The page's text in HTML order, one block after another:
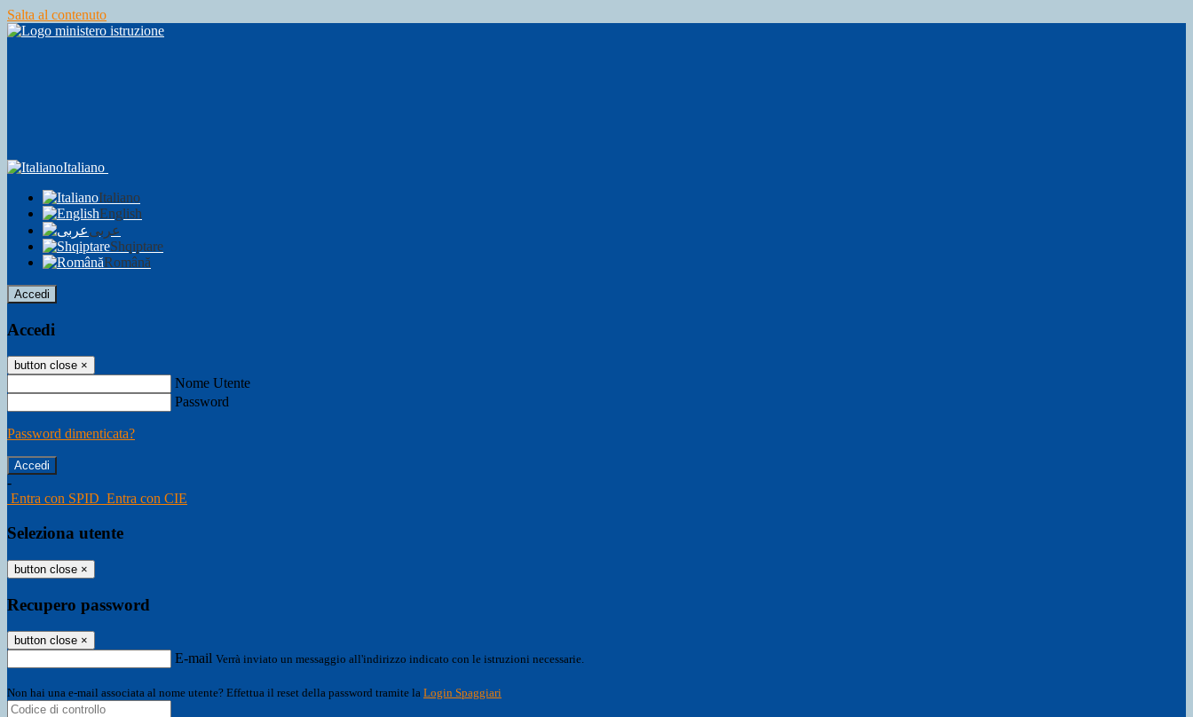
Salta al contenuto
Italiano
Italiano
English
عربى
Shqiptare
Română
Accedi
Accedi
button close ×
Nome Utente
Password
Password dimenticata?
-
Entra con SPID Entra con CIE
Seleziona utente
button close ×
Recupero password
button close ×
E-mail Verrà inviato un messaggio all'indirizzo indicato con le istruzioni necessarie.
Non hai una e-mail associata al nome utente? Effettua il reset della password tramite la Login Spaggiari